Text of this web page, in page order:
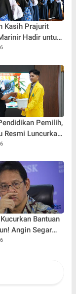
Kasih Prajurit
Hadir untuk
Yatim Ponpes
Pemilih,
Resmi Luncurkan
Hijau 2026
Bantuan
Angin Segar
untuk